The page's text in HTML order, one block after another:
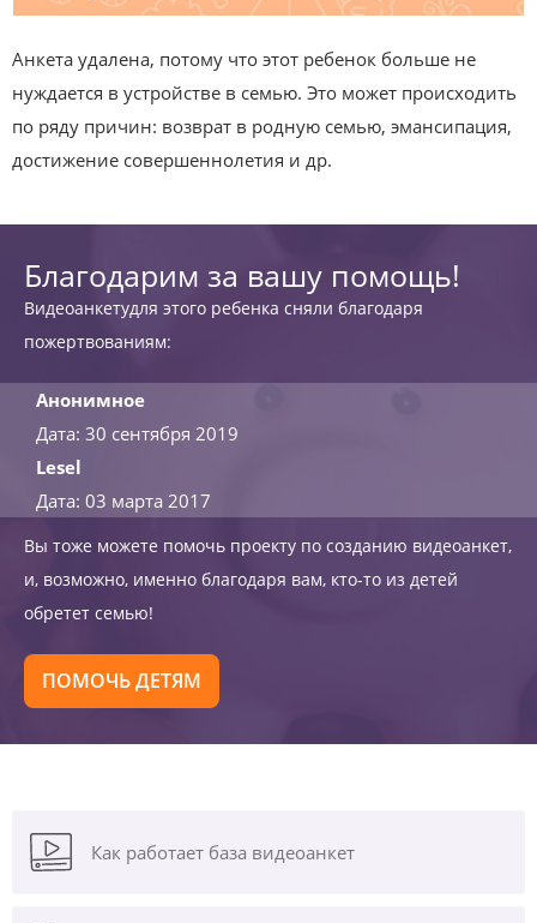
Анкета удалена, потому что этот ребенок больше не
нуждается в устройстве в семью. Это может происходить
по ряду причин: возврат в родную семью, эмансипация,
достижение совершеннолетия и др.
Благодарим за вашу помощь!
Видеоанкетудля этого ребенка сняли благодаря
пожертвованиям:
Анонимное
Дата: 30 сентября 2019
Lesel
Дата: 03 марта 2017
Вы тоже можете помочь проекту по созданию видеоанкет,
и, возможно, именно благодаря вам, кто-то из детей
обретет семью!
ПОМОЧЬ ДЕТЯМ
Как работает база видеоанкет